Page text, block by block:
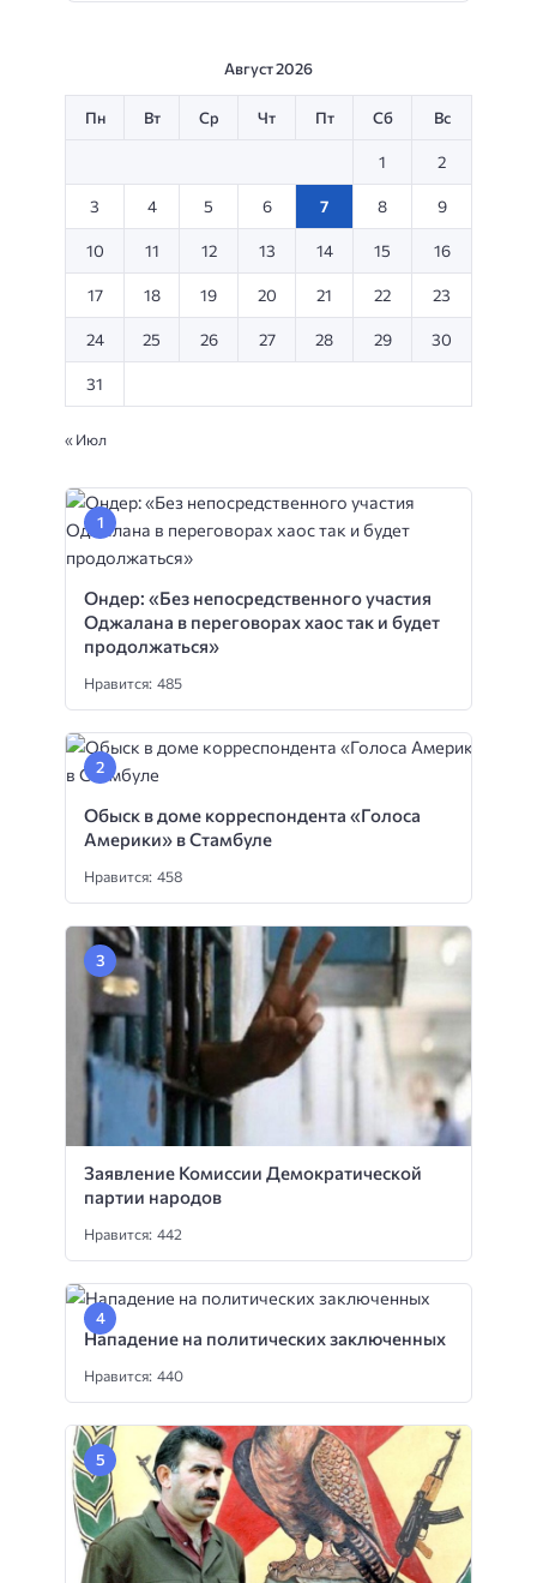
Август 2026
Пн Вт Ср Чт Пт Сб Вс
1 2
3 4 5 6 7 8 9
10 11 12 13 14 15 16
17 18 19 20 21 22 23
24 25 26 27 28 29 30
31
« Июл
Ондер: «Без непосредственного участия
Оджалана в переговорах хаос так и будет
продолжаться»
Нравится: 485
Обыск в доме корреспондента «Голоса
Америки» в Стамбуле
Нравится: 458
Заявление Комиссии Демократической
партии народов
Нравится: 442
Нападение на политических заключенных
Нравится: 440